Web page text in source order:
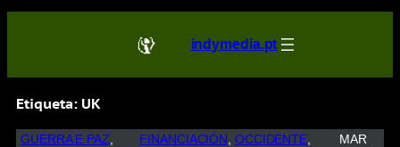
indymedia.pt
Etiqueta: UK
GUERRA E PAZ FINANCIACIÓN , OCCIDENTE
MAR